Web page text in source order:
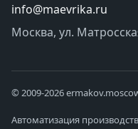
info@maevrika.ru
Москва, ул.
© 2009-2026
Автоматизация